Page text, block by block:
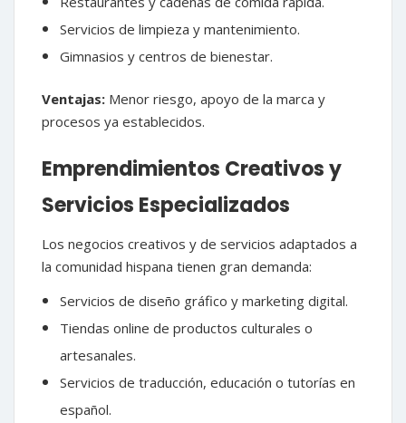
Servicios de limpieza y mantenimiento.
Gimnasios y centros de bienestar.
Ventajas: Menor riesgo, apoyo de la marca y
procesos ya establecidos.
Emprendimientos Creativos y
Servicios Especializados
Los negocios creativos y de servicios adaptados a
la comunidad hispana tienen gran demanda:
Servicios de diseño gráfico y marketing digital.
Tiendas online de productos culturales o
artesanales.
Servicios de traducción, educación o tutorías en
español.